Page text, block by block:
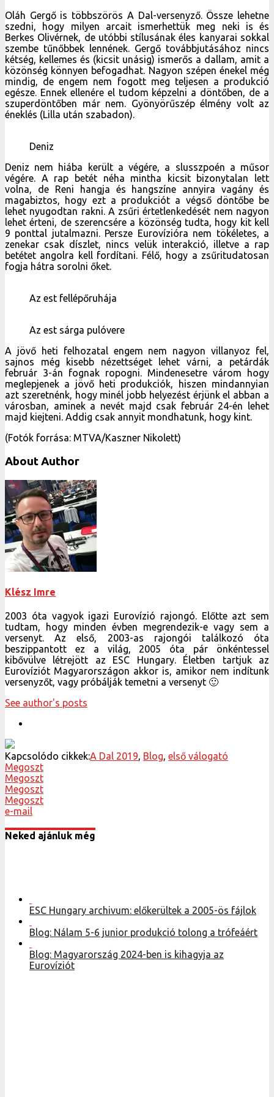
éneklés (Lilla után szabadon).
Deniz
Deniz nem hiába került a végére, a slusszpoén a műsor
végére. A rap betét néha mintha kicsit bizonytalan lett
volna, de Reni hangja és hangszíne annyira vagány és
magabiztos, hogy ezt a produkciót a végső döntőbe be
lehet nyugodtan rakni. A zsűri értetlenkedését nem nagyon
lehet érteni, de szerencsére a közönség tudta, hogy kit kell
zenekar csak díszlet, nincs velük interakció, illetve a rap
fogja hátra sorolni őket.
Az est fellépőruhája
Az est sárga pulóvere
A jövő heti felhozatal engem nem nagyon villanyoz fel,
sajnos még kisebb nézettséget lehet várni, a petárdák
február 3-án fognak ropogni. Mindenesetre várom hogy
azt szeretnénk, hogy minél jobb helyezést érjünk el abban a
városban, aminek a nevét majd csak február 24-én lehet
(Fotók forrása: MTVA/Kaszner Nikolett)
About Author
Klész Imre
2003 óta vagyok igazi Eurovízió rajongó. Előtte azt sem
tudtam, hogy minden évben megrendezik-e vagy sem a
versenyt. Az első, 2003-as rajongói találkozó óta
beszippantott ez a világ, 2005 óta pár önkéntessel
kibővülve létrejött az ESC Hungary. Életben tartjuk az
Eurovíziót Magyarországon akkor is, amikor nem indítunk
Kapcsolódo cikkek: A Dal 2019,Blog
első válogató
Megoszt
Megoszt
Megoszt
Megoszt
e-mail
ESC Hungary archivum: előkerültek a 2005-ös fájlok
Blog: Nálam 5-6 junior produkció tolong a trófeáért